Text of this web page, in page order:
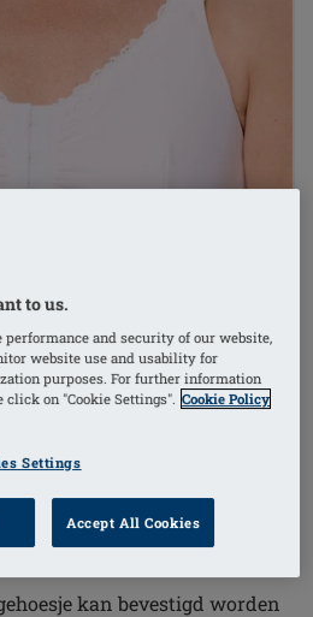
knus gevoel voor de
kan bevestigd worden
to us.
performance and security of our website,
website use and usability for
purposes. For further information
click on "Cookie Settings". Cookie Policy
Settings
Accept All Cookies